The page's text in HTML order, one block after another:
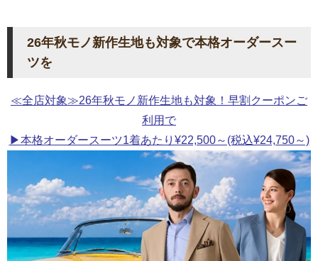
26年秋モノ新作生地も対象で本格オーダースー
ツを
≪全店対象≫26年秋モノ新作生地も対象！早割クーポンご
利用で
▶本格オーダースーツ1着あたり¥22,500～(税込¥24,750～)